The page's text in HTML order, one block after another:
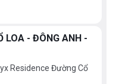
LOA - ĐÔNG ANH -
Residence Đường Cổ